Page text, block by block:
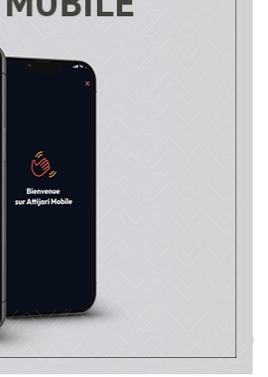
patience et réconfort à la
les services artistiques
vaste paradis parmi les